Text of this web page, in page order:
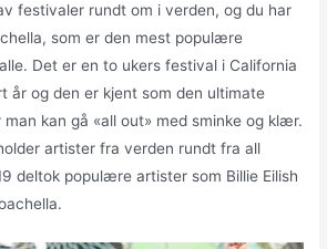
festivaler rundt om i verden, og du har
som er den mest populære
Det er en to ukers festival i California
år og den er kjent som den ultimate
kan gå «all out» med sminke og klær.
artister fra verden rundt fra all
deltok populære artister som Billie Eilish